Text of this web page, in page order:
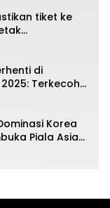
tiket ke
Yaman 4-1 di
di
Terkecoh
Korea
Piala Asia